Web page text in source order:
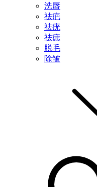
洗唇
祛疤
祛疣
祛痣
脱毛
除皱